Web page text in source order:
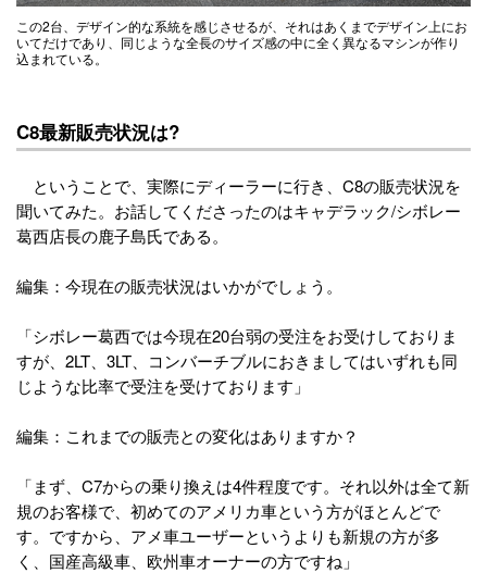
この2台、デザイン的な系統を感じさせるが、それはあくまでデザイン上にお
いてだけであり、同じような全長のサイズ感の中に全く異なるマシンが作り
込まれている。
C8最新販売状況は?
ということで、実際にディーラーに行き、C8の販売状況を
聞いてみた。お話してくださったのはキャデラック/シボレー
葛西店長の鹿子島氏である。
編集：今現在の販売状況はいかがでしょう。
「シボレー葛西では今現在20台弱の受注をお受けしておりま
すが、2LT、3LT、コンバーチブルにおきましてはいずれも同
じような比率で受注を受けております」
編集：これまでの販売との変化はありますか？
「まず、C7からの乗り換えは4件程度です。それ以外は全て新
規のお客様で、初めてのアメリカ車という方がほとんどで
す。ですから、アメ車ユーザーというよりも新規の方が多
く、国産高級車、欧州車オーナーの方ですね」